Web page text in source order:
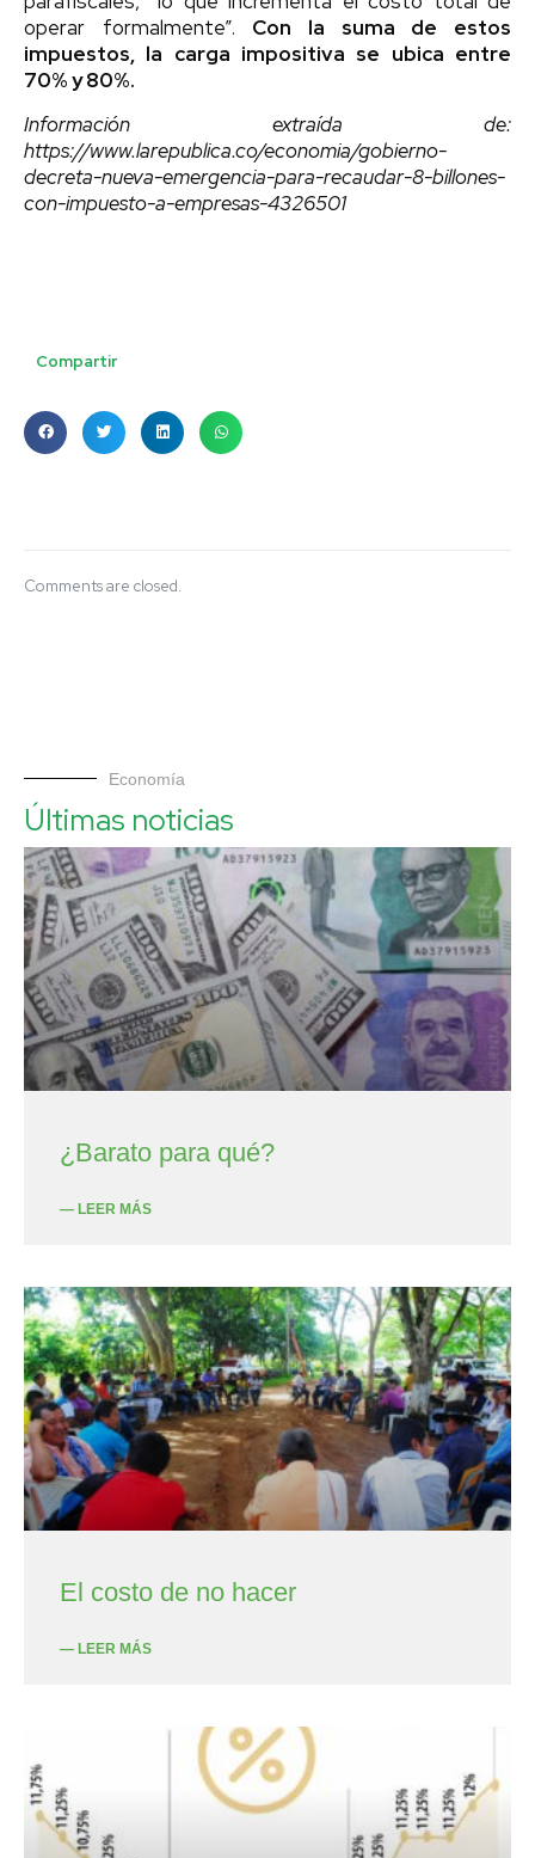
operar formalmente”. Con la suma de estos
impuestos, la carga impositiva se ubica entre
70% y 80%.
Información extraída de:
https://www.larepublica.co/economia/gobierno-
decreta-nueva-emergencia-para-recaudar-8-billones-
con-impuesto-a-empresas-4326501
Compartir
Comments are closed.
Economía
Últimas noticias
¿Barato para qué?
— LEER MÁS
El costo de no hacer
— LEER MÁS